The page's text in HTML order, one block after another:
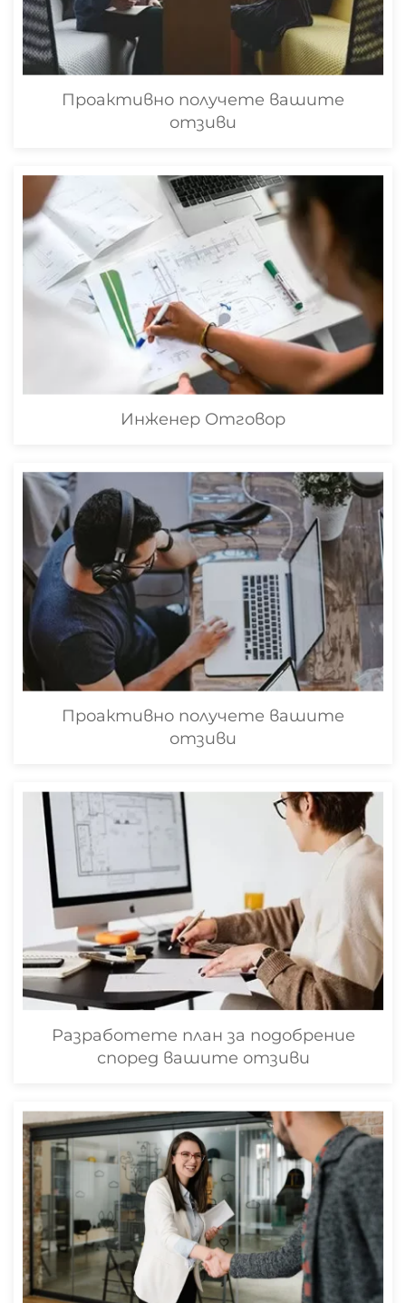
Проактивно получете вашите
отзиви
Инженер Отговор
Проактивно получете вашите
отзиви
Разработете план за подобрение
според вашите отзиви